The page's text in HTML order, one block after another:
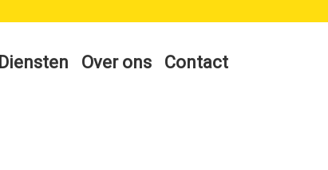
Diensten Over ons Contact